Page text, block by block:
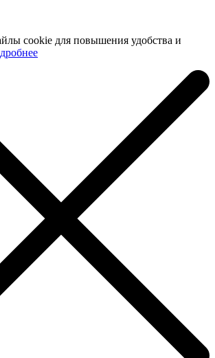
cookie для повышения удобства и